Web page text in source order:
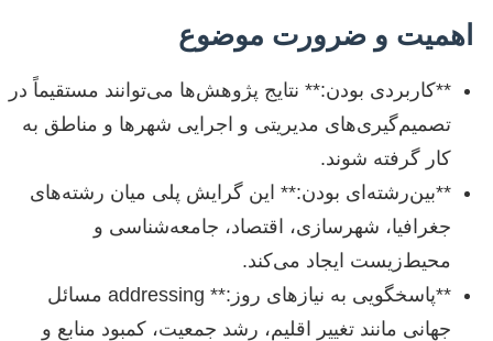
اهمیت و ضرورت موضوع
**کاربردی بودن:** نتایج پژوهش‌ها می‌توانند مستقیماً در
تصمیم‌گیری‌های مدیریتی و اجرایی شهرها و مناطق به
کار گرفته شوند.
**بین‌رشته‌ای بودن:** این گرایش پلی میان رشته‌های
جغرافیا، شهرسازی، اقتصاد، جامعه‌شناسی و
محیط‌زیست ایجاد می‌کند.
**پاسخگویی به نیازهای روز:** addressing مسائل
جهانی مانند تغییر اقلیم، رشد جمعیت، کمبود منابع و